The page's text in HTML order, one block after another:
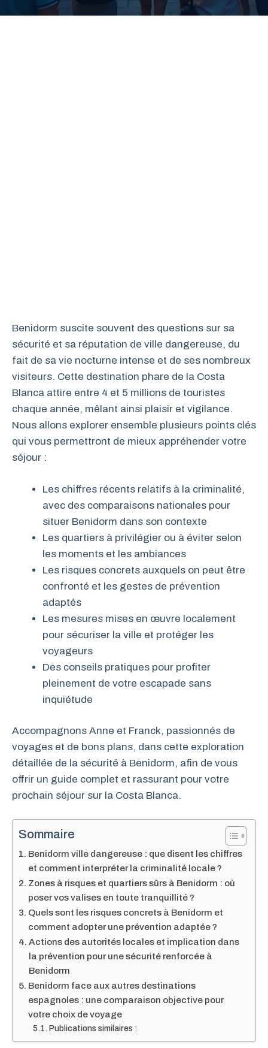
Benidorm suscite souvent des questions sur sa
sécurité et sa réputation de ville dangereuse, du
fait de sa vie nocturne intense et de ses nombreux
visiteurs. Cette destination phare de la Costa
Blanca attire entre 4 et 5 millions de touristes
chaque année, mêlant ainsi plaisir et vigilance.
Nous allons explorer ensemble plusieurs points clés
qui vous permettront de mieux appréhender votre
séjour :
Les chiffres récents relatifs à la criminalité,
avec des comparaisons nationales pour
situer Benidorm dans son contexte
Les quartiers à privilégier ou à éviter selon
les moments et les ambiances
Les risques concrets auxquels on peut être
confronté et les gestes de prévention
adaptés
Les mesures mises en œuvre localement
pour sécuriser la ville et protéger les
voyageurs
Des conseils pratiques pour profiter
pleinement de votre escapade sans
inquiétude
Accompagnons Anne et Franck, passionnés de
voyages et de bons plans, dans cette exploration
détaillée de la sécurité à Benidorm, afin de vous
offrir un guide complet et rassurant pour votre
prochain séjour sur la Costa Blanca.
Sommaire
Benidorm ville dangereuse : que disent les chiffres
et comment interpréter la criminalité locale ?
Zones à risques et quartiers sûrs à Benidorm : où
poser vos valises en toute tranquillité ?
Quels sont les risques concrets à Benidorm et
comment adopter une prévention adaptée ?
Actions des autorités locales et implication dans
la prévention pour une sécurité renforcée à
Benidorm
Benidorm face aux autres destinations
espagnoles : une comparaison objective pour
votre choix de voyage
Publications similaires :